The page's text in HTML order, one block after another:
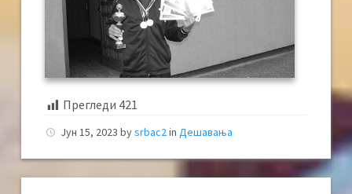
Прегледи 421
Јун 15, 2023 bysrbac2 in Дешавања